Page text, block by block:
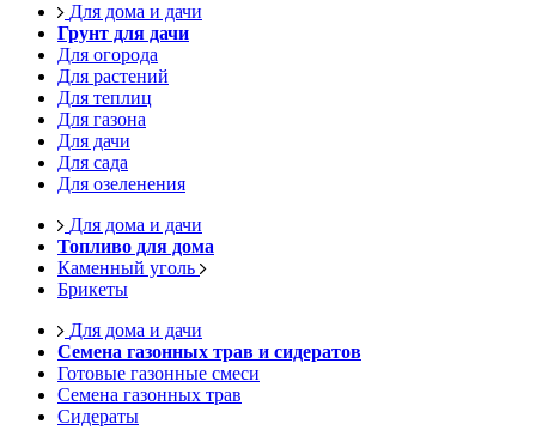
Для дома и дачи
Грунт для дачи
Для огорода
Для растений
Для теплиц
Для газона
Для дачи
Для сада
Для озеленения
Для дома и дачи
Топливо для дома
Каменный уголь
Брикеты
Для дома и дачи
Семена газонных трав и сидератов
Готовые газонные смеси
Семена газонных трав
Сидераты